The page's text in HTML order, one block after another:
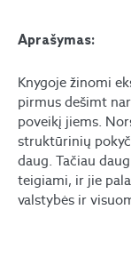
Aprašymas:
Knygoje žinomi
pirmus dešimt
poveikį jiems.
struktūrinių
daug. Tačiau
teigiami, ir jie
valstybės ir